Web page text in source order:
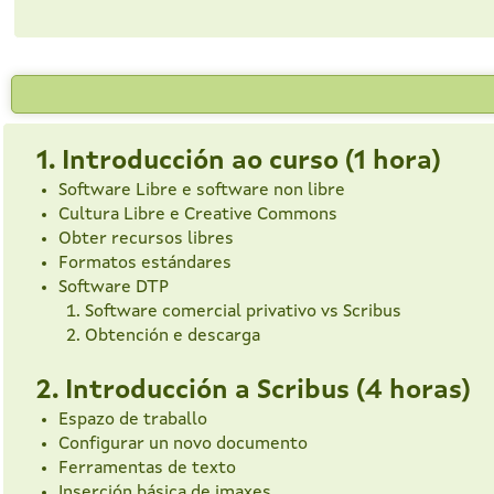
1. Introducción ao curso (1 hora)
Software Libre e software non libre
Cultura Libre e Creative Commons
Obter recursos libres
Formatos estándares
Software DTP
Software comercial privativo vs Scribus
Obtención e descarga
2. Introducción a Scribus (4 horas)
Espazo de traballo
Configurar un novo documento
Ferramentas de texto